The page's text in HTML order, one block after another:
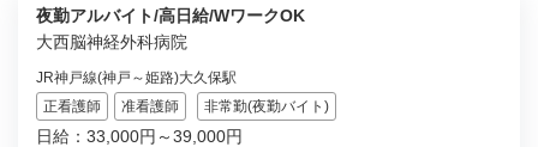
夜勤アルバイト/高日給/WワークOK
大西脳神経外科病院
JR神戸線(神戸～姫路)大久保駅
正看護師
准看護師 非常勤(夜勤バイト)
日給：33,000円～39,000円